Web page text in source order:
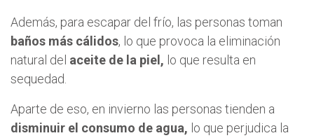
Además, para escapar del frío, las personas toman
baños más cálidos, lo que provoca la eliminación
natural del aceite de la piel, lo que resulta en
sequedad.
Aparte de eso, en invierno las personas tienden a
disminuir el consumo de agua, lo que perjudica la